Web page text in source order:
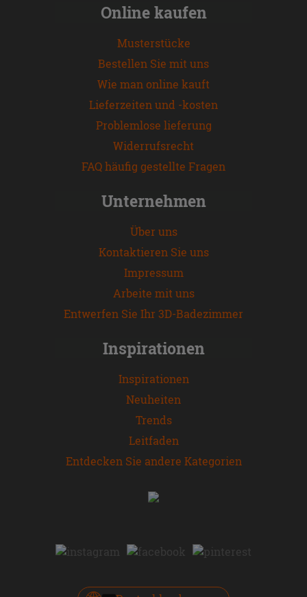
Online kaufen
Musterstücke
Bestellen Sie mit uns
Wie man online kauft
Lieferzeiten und -kosten
Problemlose lieferung
Widerrufsrecht
FAQ häufig gestellte Fragen
Unternehmen
Über uns
Kontaktieren Sie uns
Impressum
Arbeite mit uns
Entwerfen Sie Ihr 3D-Badezimmer
Inspirationen
Inspirationen
Neuheiten
Trends
Leitfaden
Entdecken Sie andere Kategorien